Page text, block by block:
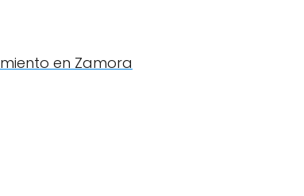
en Zamora